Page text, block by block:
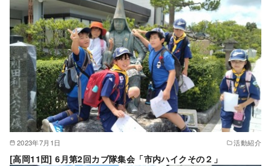
2023年7月1日 活動紹介
[高岡11団] 6月第2回カブ隊集会「市内ハイクその２」